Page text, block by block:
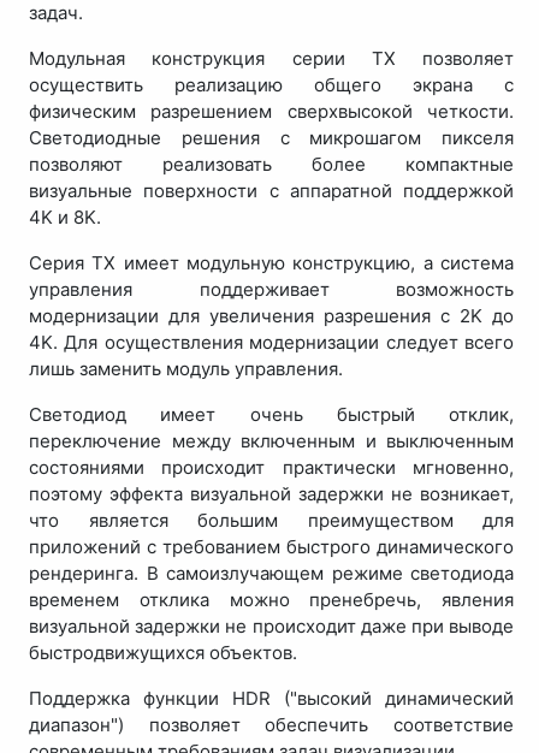
задач.
Модульная конструкция серии TX позволяет
осуществить реализацию общего экрана с
физическим разрешением сверхвысокой четкости.
Светодиодные решения с микрошагом пикселя
позволяют реализовать более компактные
визуальные поверхности с аппаратной поддержкой
4K и 8K.
Серия TX имеет модульную конструкцию, а система
управления поддерживает возможность
модернизации для увеличения разрешения с 2K до
4K. Для осуществления модернизации следует всего
лишь заменить модуль управления.
Светодиод имеет очень быстрый отклик,
переключение между включенным и выключенным
состояниями происходит практически мгновенно,
поэтому эффекта визуальной задержки не возникает,
что является большим преимуществом для
приложений с требованием быстрого динамического
рендеринга. В самоизлучающем режиме светодиода
временем отклика можно пренебречь, явления
визуальной задержки не происходит даже при выводе
быстродвижущихся объектов.
Поддержка функции HDR ("высокий динамический
диапазон") позволяет обеспечить соответствие